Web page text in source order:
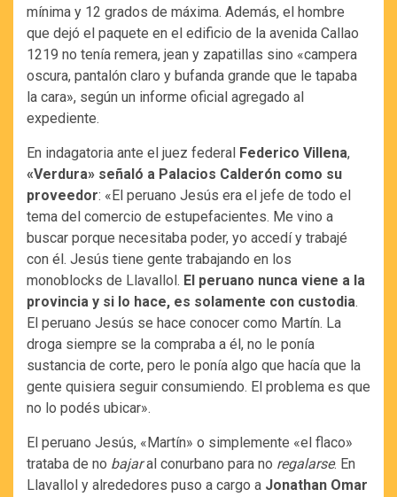
mínima y 12 grados de máxima. Además, el hombre
que dejó el paquete en el edificio de la avenida Callao
1219 no tenía remera, jean y zapatillas sino «campera
oscura, pantalón claro y bufanda grande que le tapaba
la cara», según un informe oficial agregado al
expediente.
En indagatoria ante el juez federal Federico Villena,
«Verdura» señaló a Palacios Calderón como su
proveedor: «El peruano Jesús era el jefe de todo el
tema del comercio de estupefacientes. Me vino a
buscar porque necesitaba poder, yo accedí y trabajé
con él. Jesús tiene gente trabajando en los
monoblocks de Llavallol. El peruano nunca viene a la
provincia y si lo hace, es solamente con custodia.
El peruano Jesús se hace conocer como Martín. La
droga siempre se la compraba a él, no le ponía
sustancia de corte, pero le ponía algo que hacía que la
gente quisiera seguir consumiendo. El problema es que
no lo podés ubicar».
El peruano Jesús, «Martín» o simplemente «el flaco»
trataba de no bajaral conurbano para no regalarse. En
Llavallol y alrededores puso a cargo a Jonathan Omar